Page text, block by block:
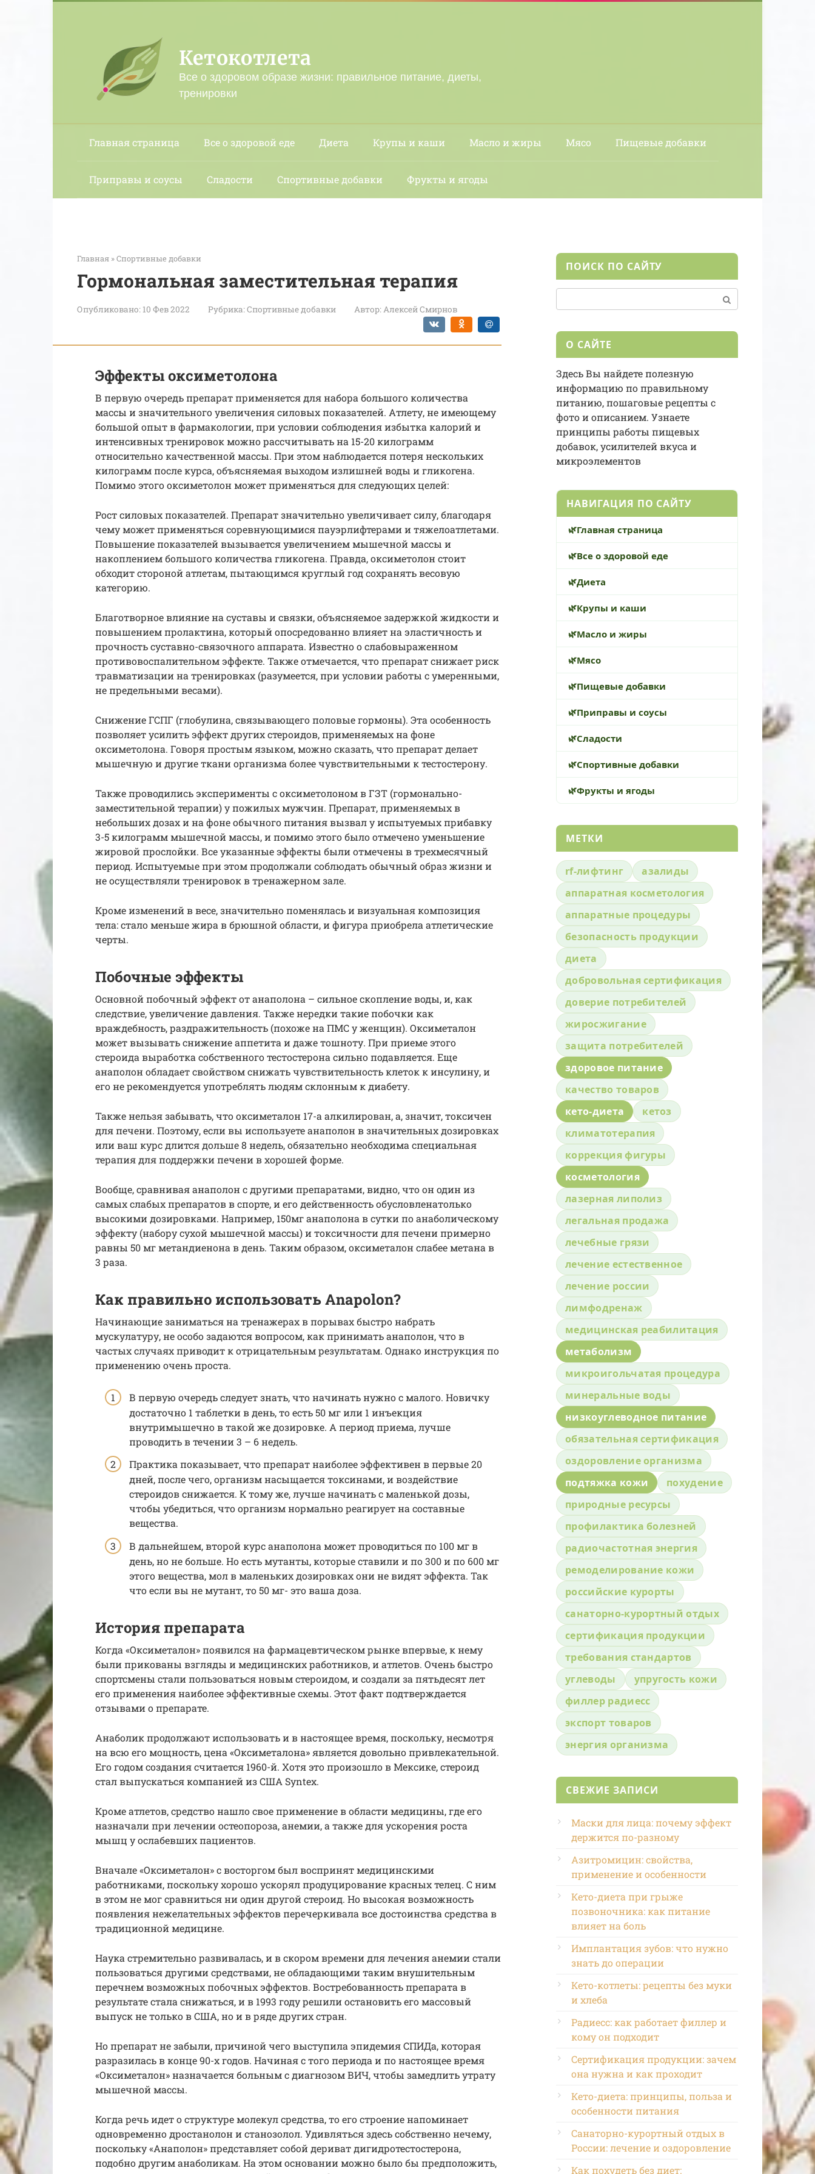
Кетокотлета
Все о здоровом образе жизни: правильное питание, диеты,
тренировки
Главная страница Все о здоровой еде Диета Крупы и каши Масло и жиры Мясо Пищевые добавки
Приправы и соусы Сладости Спортивные добавки Фрукты и ягоды
Главная »Спортивные добавки
Гормональная заместительная терапия
Опубликовано: 10 Фев 2022 Рубрика:Спортивные добавки Автор:Алексей Смирнов
Эффекты оксиметолона
В первую очередь препарат применяется для набора большого количества
массы и значительного увеличения силовых показателей. Атлету, не имеющему
большой опыт в фармакологии, при условии соблюдения избытка калорий и
интенсивных тренировок можно рассчитывать на 15-20 килограмм
относительно качественной массы. При этом наблюдается потеря нескольких
килограмм после курса, объясняемая выходом излишней воды и гликогена.
Помимо этого оксиметолон может применяться для следующих целей:
Рост силовых показателей. Препарат значительно увеличивает силу, благодаря
чему может применяться соревнующимися пауэрлифтерами и тяжелоатлетами.
Повышение показателей вызывается увеличением мышечной массы и
накоплением большого количества гликогена. Правда, оксиметолон стоит
обходит стороной атлетам, пытающимся круглый год сохранять весовую
категорию.
Благотворное влияние на суставы и связки, объясняемое задержкой жидкости и
повышением пролактина, который опосредованно влияет на эластичность и
прочность суставно-связочного аппарата. Известно о слабовыраженном
противовоспалительном эффекте. Также отмечается, что препарат снижает риск
травматизации на тренировках (разумеется, при условии работы с умеренными,
не предельными весами).
Снижение ГСПГ (глобулина, связывающего половые гормоны). Эта особенность
позволяет усилить эффект других стероидов, применяемых на фоне
оксиметолона. Говоря простым языком, можно сказать, что препарат делает
мышечную и другие ткани организма более чувствительными к тестостерону.
Также проводились эксперименты с оксиметолоном в ГЗТ (гормонально-
заместительной терапии) у пожилых мужчин. Препарат, применяемых в
небольших дозах и на фоне обычного питания вызвал у испытуемых прибавку
3-5 килограмм мышечной массы, и помимо этого было отмечено уменьшение
жировой прослойки. Все указанные эффекты были отмечены в трехмесячный
период. Испытуемые при этом продолжали соблюдать обычный образ жизни и
не осуществляли тренировок в тренажерном зале.
Кроме изменений в весе, значительно поменялась и визуальная композиция
тела: стало меньше жира в брюшной области, и фигура приобрела атлетические
черты.
Побочные эффекты
Основной побочный эффект от анаполона – сильное скопление воды, и, как
следствие, увеличение давления. Также нередки такие побочки как
враждебность, раздражительность (похоже на ПМС у женщин). Оксиметалон
может вызывать снижение аппетита и даже тошноту. При приеме этого
стероида выработка собственного тестостерона сильно подавляется. Еще
анаполон обладает свойством снижать чувствительность клеток к инсулину, и
его не рекомендуется употреблять людям склонным к диабету.
Также нельзя забывать, что оксиметалон 17-а алкилирован, а, значит, токсичен
для печени. Поэтому, если вы используете анаполон в значительных дозировках
или ваш курс длится дольше 8 недель, обязательно необходима специальная
терапия для поддержки печени в хорошей форме.
Вообще, сравнивая анаполон с другими препаратами, видно, что он один из
самых слабых препаратов в спорте, и его действенность обусловленатолько
высокими дозировками. Например, 150мг анаполона в сутки по анаболическому
эффекту (набору сухой мышечной массы) и токсичности для печени примерно
равны 50 мг метандиенона в день. Таким образом, оксиметалон слабее метана в
3 раза.
Как правильно использовать Anapolon?
Начинающие заниматься на тренажерах в порывах быстро набрать
мускулатуру, не особо задаются вопросом, как принимать анаполон, что в
частых случаях приводит к отрицательным результатам. Однако инструкция по
применению очень проста.
В первую очередь следует знать, что начинать нужно с малого. Новичку
достаточно 1 таблетки в день, то есть 50 мг или 1 инъекция
внутримышечно в такой же дозировке. А период приема, лучше
проводить в течении 3 – 6 недель.
Практика показывает, что препарат наиболее эффективен в первые 20
дней, после чего, организм насыщается токсинами, и воздействие
стероидов снижается. К тому же, лучше начинать с маленькой дозы,
чтобы убедиться, что организм нормально реагирует на составные
вещества.
В дальнейшем, второй курс анаполона может проводиться по 100 мг в
день, но не больше. Но есть мутанты, которые ставили и по 300 и по 600 мг
этого вещества, мол в маленьких дозировках они не видят эффекта. Так
что если вы не мутант, то 50 мг- это ваша доза.
История препарата
Когда «Оксиметалон» появился на фармацевтическом рынке впервые, к нему
были прикованы взгляды и медицинских работников, и атлетов. Очень быстро
спортсмены стали пользоваться новым стероидом, и создали за пятьдесят лет
его применения наиболее эффективные схемы. Этот факт подтверждается
отзывами о препарате.
Анаболик продолжают использовать и в настоящее время, поскольку, несмотря
на всю его мощность, цена «Оксиметалона» является довольно привлекательной.
Его годом создания считается 1960-й. Хотя это произошло в Мексике, стероид
стал выпускаться компанией из США Syntex.
Кроме атлетов, средство нашло свое применение в области медицины, где его
назначали при лечении остеопороза, анемии, а также для ускорения роста
мышц у ослабевших пациентов.
Вначале «Оксиметалон» с восторгом был воспринят медицинскими
работниками, поскольку хорошо ускорял продуцирование красных телец. С ним
в этом не мог сравниться ни один другой стероид. Но высокая возможность
появления нежелательных эффектов перечеркивала все достоинства средства в
традиционной медицине.
Наука стремительно развивалась, и в скором времени для лечения анемии стали
пользоваться другими средствами, не обладающими таким внушительным
перечнем возможных побочных эффектов. Востребованность препарата в
результате стала снижаться, и в 1993 году решили остановить его массовый
выпуск не только в США, но и в ряде других стран.
Но препарат не забыли, причиной чего выступила эпидемия СПИДа, которая
разразилась в конце 90-х годов. Начиная с того периода и по настоящее время
«Оксиметалон» назначается больным с диагнозом ВИЧ, чтобы замедлить утрату
мышечной массы.
Когда речь идет о структуре молекул средства, то его строение напоминает
одновременно дростанолон и станозолол. Удивляться здесь собственно нечему,
поскольку «Анаполон» представляет собой дериват дигидротестостерона,
подобно другим анаболикам. На этом основании можно было бы предположить,
ПОИСК ПО САЙТУ
О САЙТЕ
Здесь Вы найдете полезную
информацию по правильному
питанию, пошаговые рецепты с
фото и описанием. Узнаете
принципы работы пищевых
добавок, усилителей вкуса и
микроэлементов
НАВИГАЦИЯ ПО САЙТУ
Главная страница
Все о здоровой еде
Диета
Крупы и каши
Масло и жиры
Мясо
Пищевые добавки
Приправы и соусы
Сладости
Спортивные добавки
Фрукты и ягоды
МЕТКИ
rf-лифтинг
азалиды
аппаратная косметология
аппаратные процедуры
безопасность продукции
диета
добровольная сертификация
доверие потребителей
жиросжигание
защита потребителей
здоровое питание
качество товаров
кето-диета
кетоз
климатотерапия
коррекция фигуры
косметология
лазерная липолиз
легальная продажа
лечебные грязи
лечение естественное
лечение россии
лимфодренаж
медицинская реабилитация
метаболизм
микроигольчатая процедура
минеральные воды
низкоуглеводное питание
обязательная сертификация
оздоровление организма
подтяжка кожи
похудение
природные ресурсы
профилактика болезней
радиочастотная энергия
ремоделирование кожи
российские курорты
санаторно-курортный отдых
сертификация продукции
требования стандартов
углеводы
упругость кожи
филлер радиесс
экспорт товаров
энергия организма
СВЕЖИЕ ЗАПИСИ
Маски для лица: почему эффект
держится по-разному
Азитромицин: свойства,
применение и особенности
Кето-диета при грыже
позвоночника: как питание
влияет на боль
Имплантация зубов: что нужно
знать до операции
Кето-котлеты: рецепты без муки
и хлеба
Радиесс: как работает филлер и
кому он подходит
Сертификация продукции: зачем
она нужна и как проходит
Кето-диета: принципы, польза и
особенности питания
Санаторно-курортный отдых в
России: лечение и оздоровление
Как похудеть без диет: